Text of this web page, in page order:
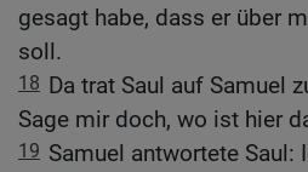
gesagt habe, dass er über
soll.
18 Da trat Saul auf Samuel
Sage mir doch, wo ist hier
19 Samuel antwortete Saul: